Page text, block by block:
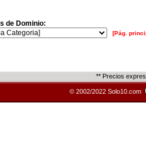
de Dominio:
[Pág.
** Precios
© 2002/2022 Solo10.com